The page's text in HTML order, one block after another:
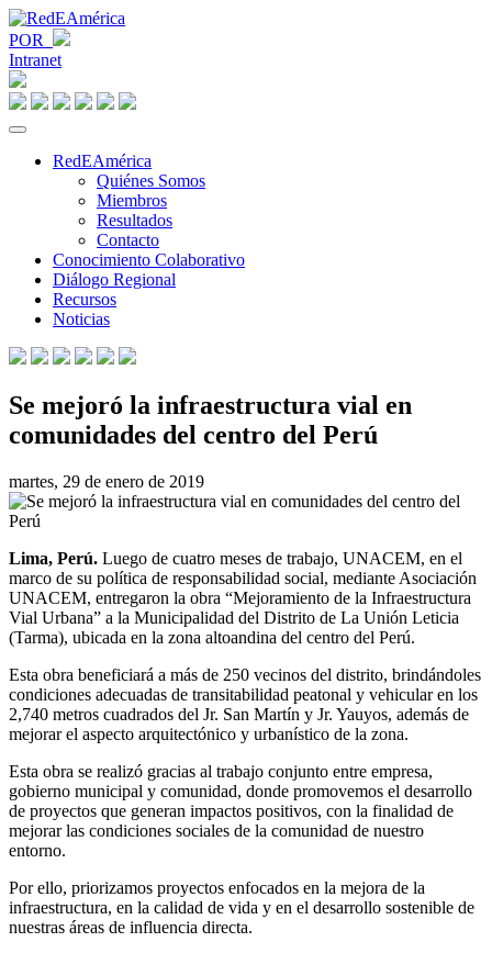
POR
Intranet
RedEAmérica
Quiénes Somos
Miembros
Resultados
Contacto
Conocimiento Colaborativo
Diálogo Regional
Recursos
Noticias
Se mejoró la infraestructura vial en
comunidades del centro del Perú
martes, 29 de enero de 2019
Lima, Perú. Luego de cuatro meses de trabajo, UNACEM, en el
marco de su política de responsabilidad social, mediante Asociación
UNACEM, entregaron la obra “Mejoramiento de la Infraestructura
Vial Urbana” a la Municipalidad del Distrito de La Unión Leticia
(Tarma), ubicada en la zona altoandina del centro del Perú.
Esta obra beneficiará a más de 250 vecinos del distrito, brindándoles
condiciones adecuadas de transitabilidad peatonal y vehicular en los
2,740 metros cuadrados del Jr. San Martín y Jr. Yauyos, además de
mejorar el aspecto arquitectónico y urbanístico de la zona.
Esta obra se realizó gracias al trabajo conjunto entre empresa,
gobierno municipal y comunidad, donde promovemos el desarrollo
de proyectos que generan impactos positivos, con la finalidad de
mejorar las condiciones sociales de la comunidad de nuestro
entorno.
Por ello, priorizamos proyectos enfocados en la mejora de la
infraestructura, en la calidad de vida y en el desarrollo sostenible de
nuestras áreas de influencia directa.